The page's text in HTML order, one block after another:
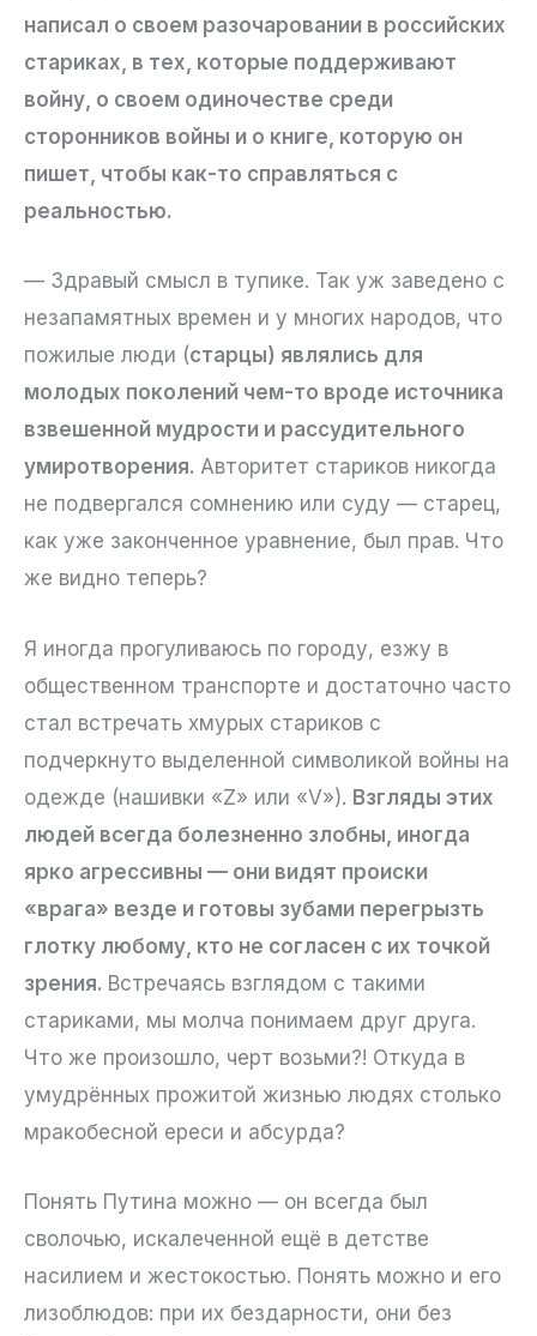
написал о своем разочаровании в российских
стариках, в тех, которые поддерживают
войну, о своем одиночестве среди
сторонников войны и о книге, которую он
пишет, чтобы как-то справляться с
реальностью.
— Здравый смысл в тупике. Так уж заведено с
незапамятных времен и у многих народов, что
пожилые люди (старцы) являлись для
молодых поколений чем-то вроде источника
взвешенной мудрости и рассудительного
умиротворения. Авторитет стариков никогда
не подвергался сомнению или суду — старец,
как уже законченное уравнение, был прав. Что
же видно теперь?
Я иногда прогуливаюсь по городу, езжу в
общественном транспорте и достаточно часто
стал встречать хмурых стариков с
подчеркнуто выделенной символикой войны на
одежде (нашивки «Z» или «V»). Взгляды этих
людей всегда болезненно злобны, иногда
ярко агрессивны — они видят происки
«врага» везде и готовы зубами перегрызть
глотку любому, кто не согласен с их точкой
зрения. Встречаясь взглядом с такими
стариками, мы молча понимаем друг друга.
Что же произошло, черт возьми?! Откуда в
умудрённых прожитой жизнью людях столько
мракобесной ереси и абсурда?
Понять Путина можно — он всегда был
сволочью, искалеченной ещё в детстве
насилием и жестокостью. Понять можно и его
лизоблюдов: при их бездарности, они без